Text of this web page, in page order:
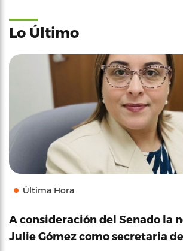
Lo Último
Última Hora
A consideración del Senado la
Julie Gómez como secretaria